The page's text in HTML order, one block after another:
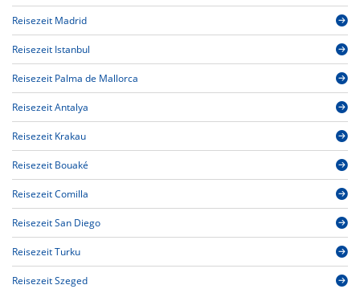
Reisezeit Madrid
Reisezeit Istanbul
Reisezeit Palma de Mallorca
Reisezeit Antalya
Reisezeit Krakau
Reisezeit Bouaké
Reisezeit Comilla
Reisezeit San Diego
Reisezeit Turku
Reisezeit Szeged